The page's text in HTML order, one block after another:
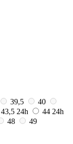
39,5
40
43,5 24h 44 24h
48
49